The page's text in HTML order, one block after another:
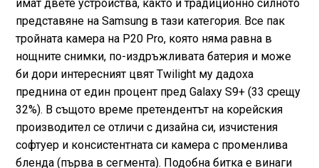
имат двете устройства, както и традиционно силното
представяне на Samsung в тази категория. Все пак
тройната камера на P20 Pro, която няма равна в
нощните снимки, по-издръжливата батерия и може
би дори интересният цвят Twilight му дадоха
преднина от един процент пред Galaxy S9+ (33 срещу
32%). В същото време претендентът на корейския
производител се отличи с дизайна си, изчистения
софтуер и консистентната си камера с променлива
бленда (първа в сегмента). Подобна битка е винаги